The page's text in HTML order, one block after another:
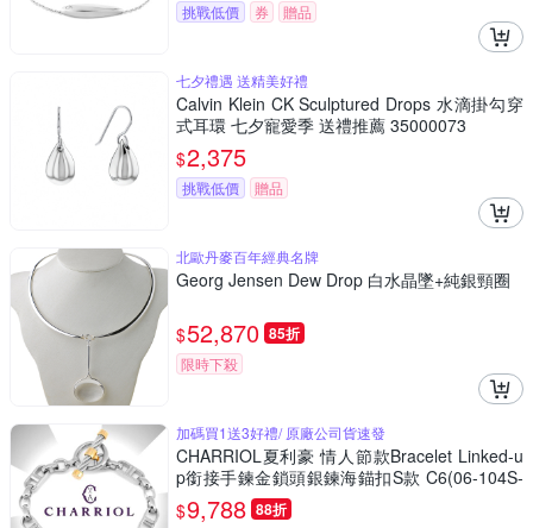
挑戰低價 券 贈品
七夕禮遇 送精美好禮
Calvin Klein CK Sculptured Drops 水滴掛勾穿
式耳環 七夕寵愛季 送禮推薦 35000073
$2,375
挑戰低價 贈品
北歐丹麥百年經典名牌
Georg Jensen Dew Drop 白水晶墜+純銀頸圈
$52,870 85折
限時下殺
加碼買1送3好禮/ 原廠公司貨速發
CHARRIOL夏利豪 情人節款Bracelet Linked-u
p銜接手鍊金鎖頭銀鍊海錨扣S款 C6(06-104S-
1284-1S)
$9,788 88折